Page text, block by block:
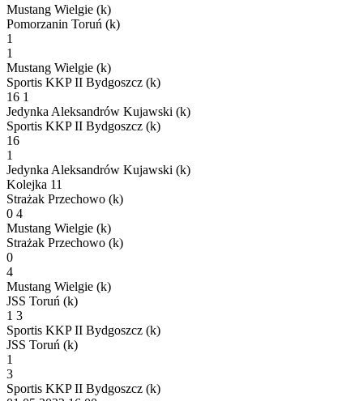
Mustang Wielgie (k)
Pomorzanin Toruń (k)
1
1
Mustang Wielgie (k)
Sportis KKP II Bydgoszcz (k)
16 1
Jedynka Aleksandrów Kujawski (k)
Sportis KKP II Bydgoszcz (k)
16
1
Jedynka Aleksandrów Kujawski (k)
Kolejka 11
Strażak Przechowo (k)
0 4
Mustang Wielgie (k)
Strażak Przechowo (k)
0
4
Mustang Wielgie (k)
JSS Toruń (k)
1 3
Sportis KKP II Bydgoszcz (k)
JSS Toruń (k)
1
3
Sportis KKP II Bydgoszcz (k)